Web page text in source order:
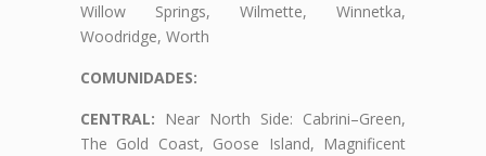
Willow Springs, Wilmette, Winnetka,
Woodridge, Worth
COMUNIDADES:
CENTRAL: Near North Side: Cabrini–Green,
The Gold Coast, Goose Island, Magnificent